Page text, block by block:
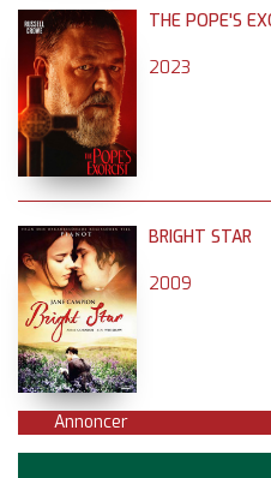
THE POPE'S
2023
BRIGHT STAR
2009
Annoncer